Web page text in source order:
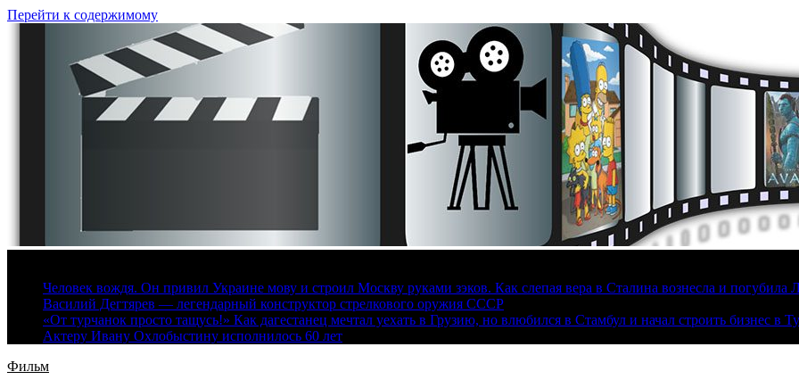
Перейти к содержимому
Человек вождя. Он привил Украине мову и строил Москву руками зэков. Как слепая вера в Сталина вознесла и погубила
Василий Дегтярев — легендарный конструктор стрелкового оружия СССР
«От турчанок просто тащусь!» Как дагестанец мечтал уехать в Грузию, но влюбился в Стамбул и начал строить бизнес в
Актеру Ивану Охлобыстину исполнилось 60 лет
Фильм